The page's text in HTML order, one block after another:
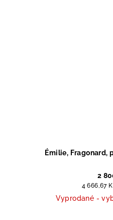
Émilie, Fragonard,
2
Měrná
cena:
4 666,67
Vyprodané -